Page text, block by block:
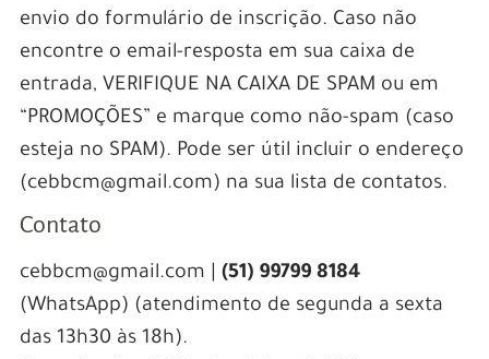
envio do formulário de inscrição. Caso não
encontre o email-resposta em sua caixa de
entrada, VERIFIQUE NA CAIXA DE SPAM ou em
“PROMOÇÕES” e marque como não-spam (caso
esteja no SPAM). Pode ser útil incluir o endereço
(cebbcm@gmail.com) na sua lista de contatos.
Contato
cebbcm@gmail.com |
(51) 99799 8184
(WhatsApp) (atendimento de segunda a sexta
das 13h30 às 18h).